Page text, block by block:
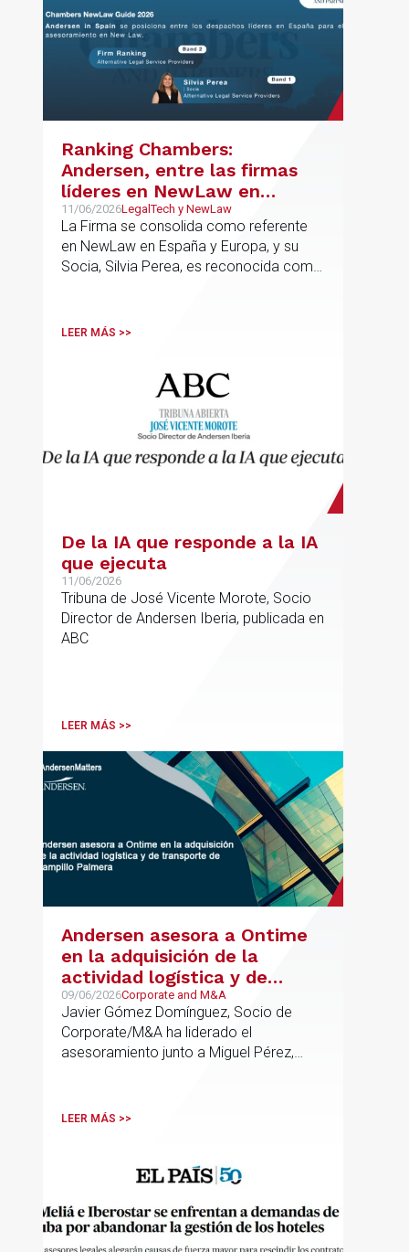
Ranking Chambers:
Andersen, entre las firmas
líderes en NewLaw en
España y Europa
11/06/2026LegalTech y NewLaw
La Firma se consolida como referente
en NewLaw en España y Europa, y su
Socia, Silvia Perea, es reconocida como
LEER MÁS >>
De la IA que responde a la IA
que ejecuta
11/06/2026
Tribuna de José Vicente Morote, Socio
Director de Andersen Iberia, publicada en
ABC
LEER MÁS >>
Andersen asesora a Ontime
en la adquisición de la
actividad logística y de
transporte de Campillo
Palmera
09/06/2026Corporate and M&A
Javier Gómez Domínguez, Socio de
Corporate/M&A ha liderado el
asesoramiento junto a Miguel Pérez,
LEER MÁS >>